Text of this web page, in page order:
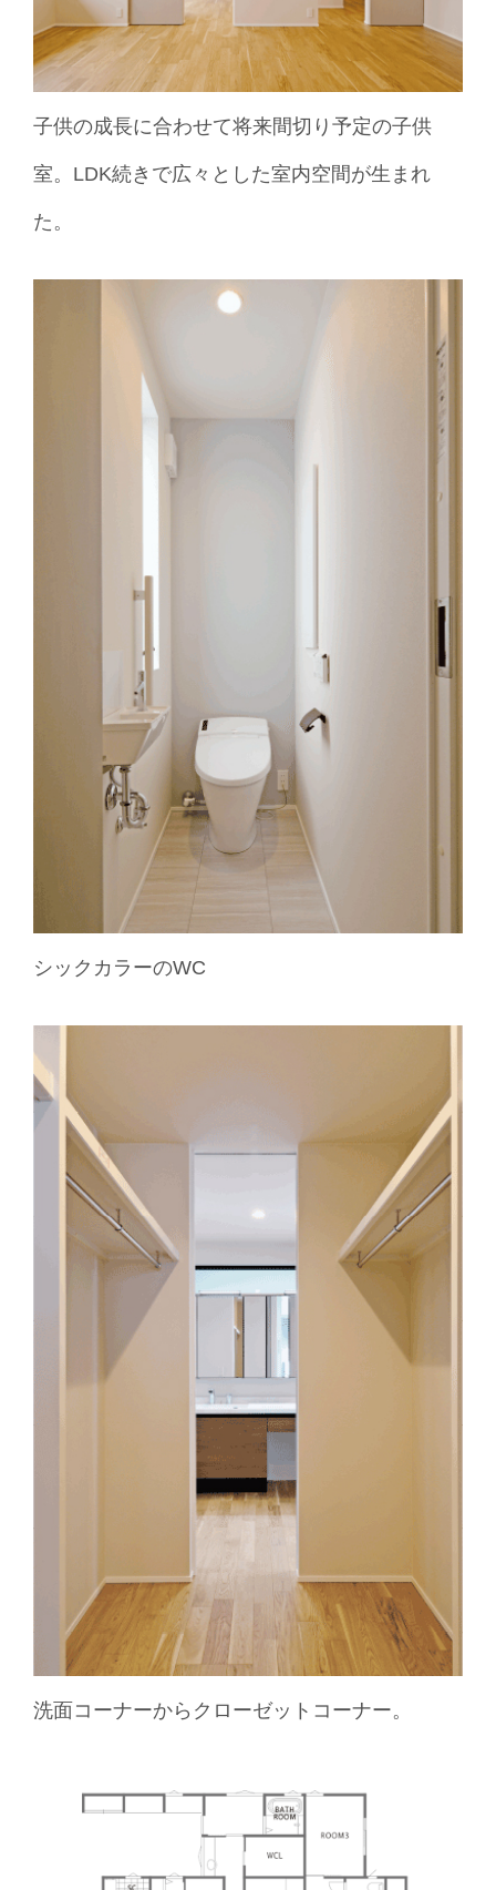
子供の成長に合わせて将来間切り予定の子供
室。LDK続きで広々とした室内空間が生まれ
た。
シックカラーのWC
洗面コーナーからクローゼットコーナー。